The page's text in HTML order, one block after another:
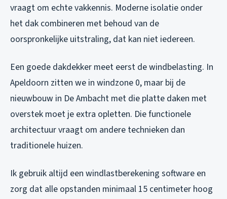
vraagt om echte vakkennis. Moderne isolatie onder
het dak combineren met behoud van de
oorspronkelijke uitstraling, dat kan niet iedereen.
Een goede dakdekker meet eerst de windbelasting. In
Apeldoorn zitten we in windzone 0, maar bij de
nieuwbouw in De Ambacht met die platte daken met
overstek moet je extra opletten. Die functionele
architectuur vraagt om andere technieken dan
traditionele huizen.
Ik gebruik altijd een windlastberekening software en
zorg dat alle opstanden minimaal 15 centimeter hoog